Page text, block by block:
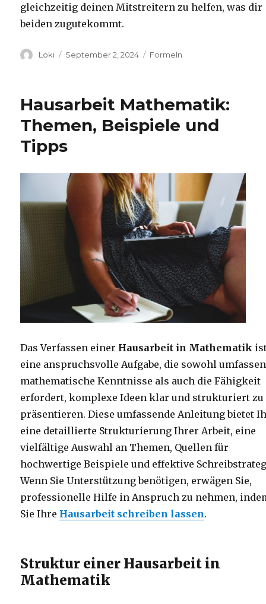
gleichzeitig deinen Mitstreitern zu helfen, was dir
beiden zugutekommt.
Autor
Loki
Veröffentlicht
September 2, 2024 Kategorien
Formeln
Hausarbeit Mathematik:
Themen, Beispiele und
Tipps
Das Verfassen einer Hausarbeit in Mathematik
eine anspruchsvolle Aufgabe, die sowohl
mathematische Kenntnisse als auch die Fähigkeit
erfordert, komplexe Ideen klar und strukturiert zu
präsentieren. Diese umfassende Anleitung bietet
eine detaillierte Strukturierung Ihrer Arbeit, eine
vielfältige Auswahl an Themen, Quellen für
hochwertige Beispiele und effektive
Wenn Sie Unterstützung benötigen, erwägen Sie,
professionelle Hilfe in Anspruch zu nehmen,
Sie Ihre Hausarbeit schreiben lassen.
Struktur einer Hausarbeit in
Mathematik